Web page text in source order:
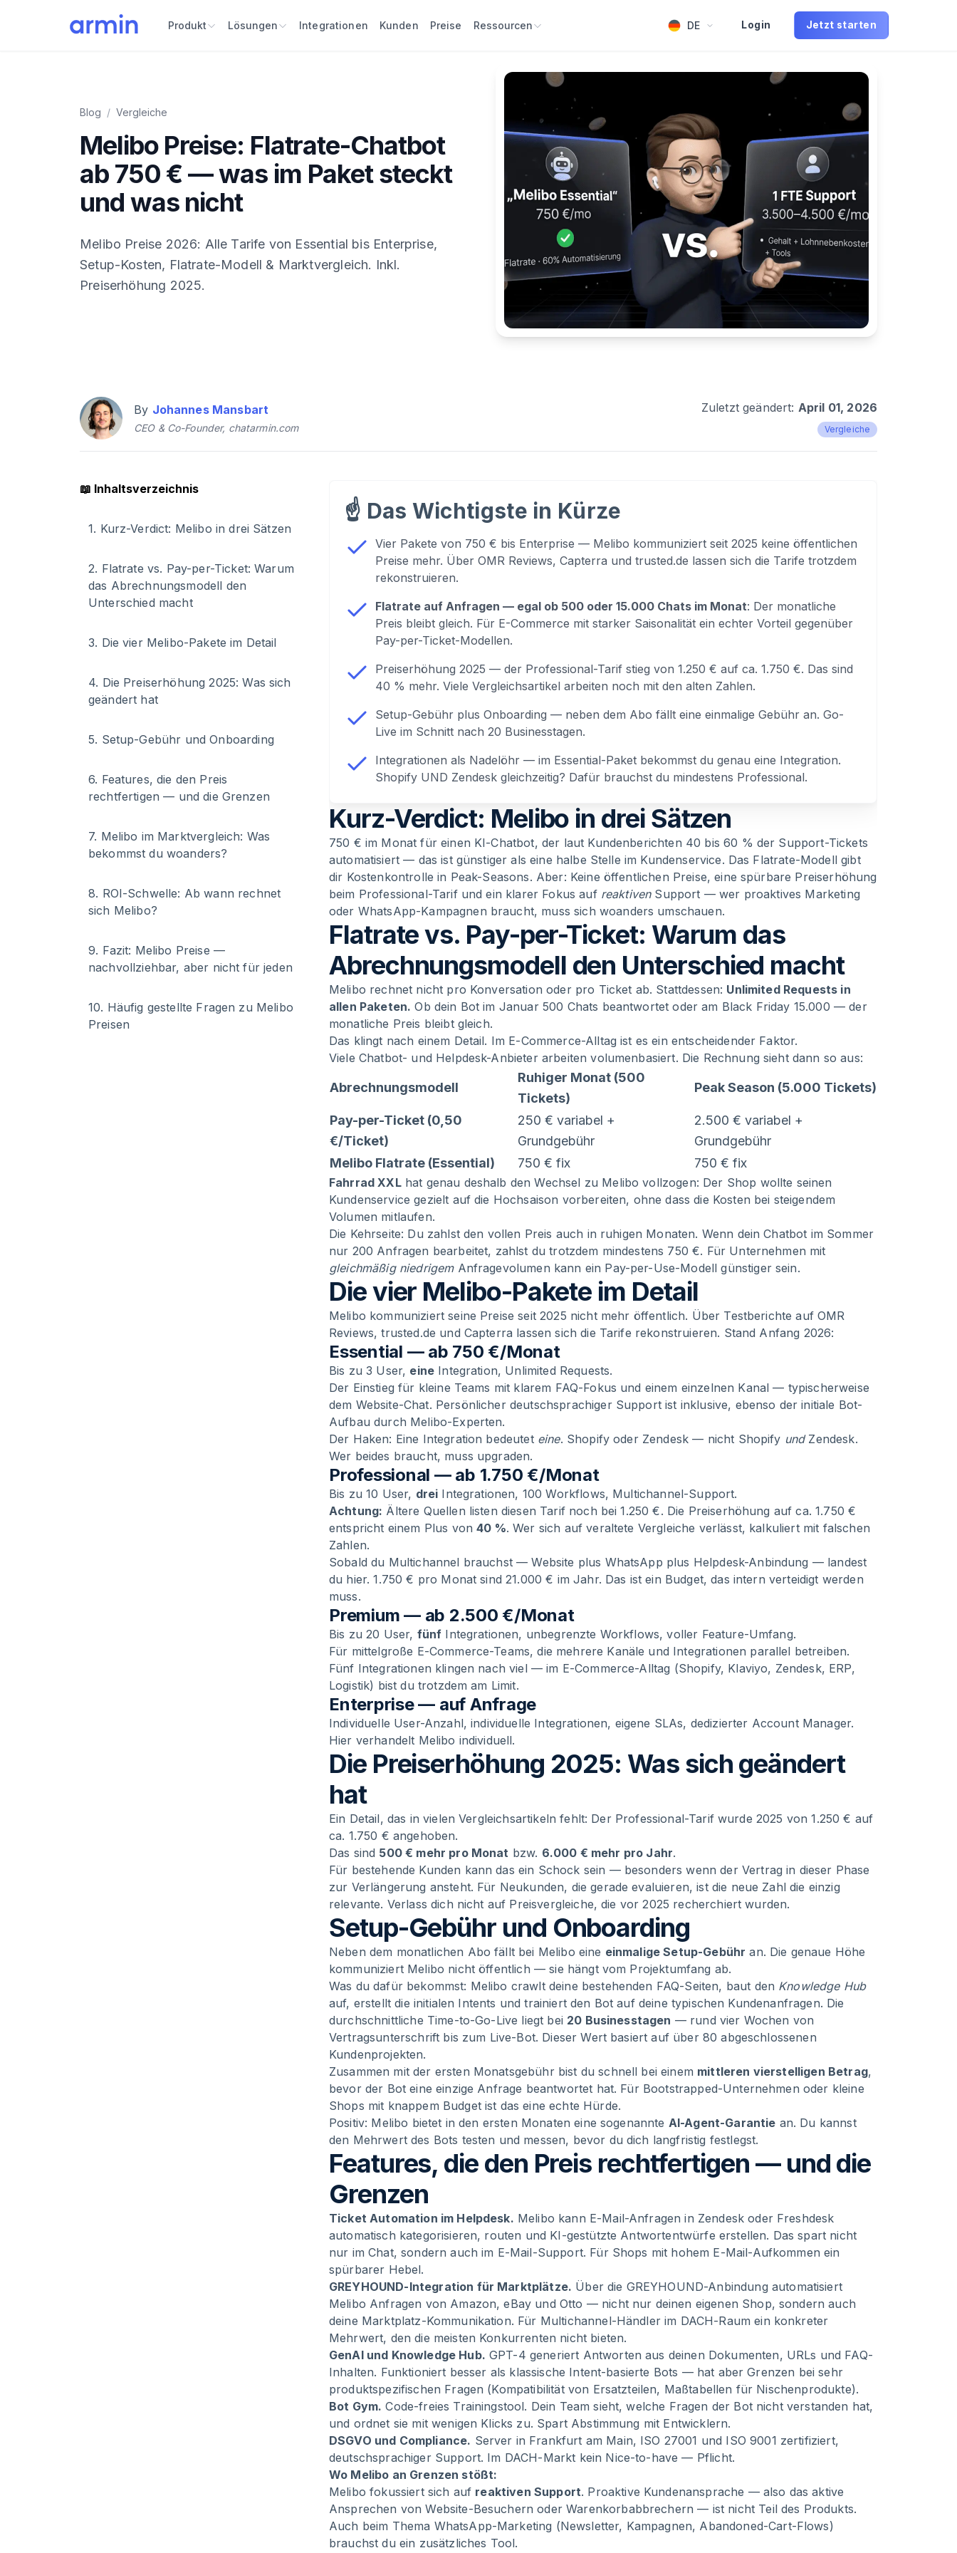
Produkt Lösungen Integrationen Kunden Preise Ressourcen DE Login Jetzt starten
Blog / Vergleiche
Melibo Preise: Flatrate-Chatbot
ab 750 € — was im Paket steckt
und was nicht
Melibo Preise 2026: Alle Tarife von Essential bis Enterprise,
Setup-Kosten, Flatrate-Modell & Marktvergleich. Inkl.
Preiserhöhung 2025.
By Johannes Mansbart
CEO & Co-Founder, chatarmin.com
Zuletzt geändert: April 01, 2026
Vergleiche
📖 Inhaltsverzeichnis
1. Kurz-Verdict: Melibo in drei Sätzen
2. Flatrate vs. Pay-per-Ticket: Warum
das Abrechnungsmodell den
Unterschied macht
3. Die vier Melibo-Pakete im Detail
4. Die Preiserhöhung 2025: Was sich
geändert hat
5. Setup-Gebühr und Onboarding
6. Features, die den Preis
rechtfertigen — und die Grenzen
7. Melibo im Marktvergleich: Was
bekommst du woanders?
8. ROI-Schwelle: Ab wann rechnet
sich Melibo?
9. Fazit: Melibo Preise —
nachvollziehbar, aber nicht für jeden
10. Häufig gestellte Fragen zu Melibo
Preisen
☝️ Das Wichtigste in Kürze
Vier Pakete von 750 € bis Enterprise — Melibo kommuniziert seit 2025 keine öffentlichen
Preise mehr. Über OMR Reviews, Capterra und trusted.de lassen sich die Tarife trotzdem
rekonstruieren.
Flatrate auf Anfragen — egal ob 500 oder 15.000 Chats im Monat: Der monatliche
Preis bleibt gleich. Für E-Commerce mit starker Saisonalität ein echter Vorteil gegenüber
Pay-per-Ticket-Modellen.
Preiserhöhung 2025 — der Professional-Tarif stieg von 1.250 € auf ca. 1.750 €. Das sind
40 % mehr. Viele Vergleichsartikel arbeiten noch mit den alten Zahlen.
Setup-Gebühr plus Onboarding — neben dem Abo fällt eine einmalige Gebühr an. Go-
Live im Schnitt nach 20 Businesstagen.
Integrationen als Nadelöhr — im Essential-Paket bekommst du genau eine Integration.
Shopify UND Zendesk gleichzeitig? Dafür brauchst du mindestens Professional.
Kurz-Verdict: Melibo in drei Sätzen
750 € im Monat für einen KI-Chatbot, der laut Kundenberichten 40 bis 60 % der Support-Tickets
automatisiert — das ist günstiger als eine halbe Stelle im Kundenservice. Das Flatrate-Modell gibt
dir Kostenkontrolle in Peak-Seasons. Aber: Keine öffentlichen Preise, eine spürbare Preiserhöhung
beim Professional-Tarif und ein klarer Fokus auf reaktivenSupport — wer proaktives Marketing
oder WhatsApp-Kampagnen braucht, muss sich woanders umschauen.
Flatrate vs. Pay-per-Ticket: Warum das
Abrechnungsmodell den Unterschied macht
Melibo rechnet nicht pro Konversation oder pro Ticket ab. Stattdessen: Unlimited Requests in
allen Paketen. Ob dein Bot im Januar 500 Chats beantwortet oder am Black Friday 15.000 — der
monatliche Preis bleibt gleich.
Das klingt nach einem Detail. Im E-Commerce-Alltag ist es ein entscheidender Faktor.
Viele Chatbot- und Helpdesk-Anbieter arbeiten volumenbasiert. Die Rechnung sieht dann so aus:
Abrechnungsmodell
Ruhiger Monat (500
Tickets)
Peak Season (5.000 Tickets)
Pay-per-Ticket (0,50
€/Ticket)
250 € variabel +
Grundgebühr
2.500 € variabel +
Grundgebühr
Melibo Flatrate (Essential)
750 € fix 750 € fix
Fahrrad XXLhat genau deshalb den Wechsel zu Melibo vollzogen: Der Shop wollte seinen
Kundenservice gezielt auf die Hochsaison vorbereiten, ohne dass die Kosten bei steigendem
Volumen mitlaufen.
Die Kehrseite: Du zahlst den vollen Preis auch in ruhigen Monaten. Wenn dein Chatbot im Sommer
nur 200 Anfragen bearbeitet, zahlst du trotzdem mindestens 750 €. Für Unternehmen mit
gleichmäßig niedrigemAnfragevolumen kann ein Pay-per-Use-Modell günstiger sein.
Die vier Melibo-Pakete im Detail
Melibo kommuniziert seine Preise seit 2025 nicht mehr öffentlich. Über Testberichte auf OMR
Reviews, trusted.de und Capterra lassen sich die Tarife rekonstruieren. Stand Anfang 2026:
Essential — ab 750 €/Monat
Bis zu 3 User, eine Integration, Unlimited Requests.
Der Einstieg für kleine Teams mit klarem FAQ-Fokus und einem einzelnen Kanal — typischerweise
dem Website-Chat. Persönlicher deutschsprachiger Support ist inklusive, ebenso der initiale Bot-
Aufbau durch Melibo-Experten.
Der Haken: Eine Integration bedeutet eine. Shopify oder Zendesk — nicht Shopify undZendesk.
Wer beides braucht, muss upgraden.
Professional — ab 1.750 €/Monat
Bis zu 10 User, drei Integrationen, 100 Workflows, Multichannel-Support.
Achtung: Ältere Quellen listen diesen Tarif noch bei 1.250 €. Die Preiserhöhung auf ca. 1.750 €
entspricht einem Plus von40 %. Wer sich auf veraltete Vergleiche verlässt, kalkuliert mit falschen
Zahlen.
Sobald du Multichannel brauchst — Website plus WhatsApp plus Helpdesk-Anbindung — landest
du hier. 1.750 € pro Monat sind 21.000 € im Jahr. Das ist ein Budget, das intern verteidigt werden
muss.
Premium — ab 2.500 €/Monat
Bis zu 20 User, fünf Integrationen, unbegrenzte Workflows, voller Feature-Umfang.
Für mittelgroße E-Commerce-Teams, die mehrere Kanäle und Integrationen parallel betreiben.
Fünf Integrationen klingen nach viel — im E-Commerce-Alltag (Shopify, Klaviyo, Zendesk, ERP,
Logistik) bist du trotzdem am Limit.
Enterprise — auf Anfrage
Individuelle User-Anzahl, individuelle Integrationen, eigene SLAs, dedizierter Account Manager.
Hier verhandelt Melibo individuell.
Die Preiserhöhung 2025: Was sich geändert
hat
Ein Detail, das in vielen Vergleichsartikeln fehlt: Der Professional-Tarif wurde 2025 von 1.250 € auf
ca. 1.750 € angehoben.
Das sind 500 € mehr pro Monat bzw. 6.000 € mehr pro Jahr.
Für bestehende Kunden kann das ein Schock sein — besonders wenn der Vertrag in dieser Phase
zur Verlängerung ansteht. Für Neukunden, die gerade evaluieren, ist die neue Zahl die einzig
relevante. Verlass dich nicht auf Preisvergleiche, die vor 2025 recherchiert wurden.
Setup-Gebühr und Onboarding
Neben dem monatlichen Abo fällt bei Melibo eine einmalige Setup-Gebühr an. Die genaue Höhe
kommuniziert Melibo nicht öffentlich — sie hängt vom Projektumfang ab.
Was du dafür bekommst: Melibo crawlt deine bestehenden FAQ-Seiten, baut den Knowledge Hub
auf, erstellt die initialen Intents und trainiert den Bot auf deine typischen Kundenanfragen. Die
durchschnittliche Time-to-Go-Live liegt bei 20 Businesstagen — rund vier Wochen von
Vertragsunterschrift bis zum Live-Bot. Dieser Wert basiert auf über 80 abgeschlossenen
Kundenprojekten.
Zusammen mit der ersten Monatsgebühr bist du schnell bei einem mittleren vierstelligen Betrag,
bevor der Bot eine einzige Anfrage beantwortet hat. Für Bootstrapped-Unternehmen oder kleine
Shops mit knappem Budget ist das eine echte Hürde.
Positiv: Melibo bietet in den ersten Monaten eine sogenannte AI-Agent-Garantie an. Du kannst
den Mehrwert des Bots testen und messen, bevor du dich langfristig festlegst.
Features, die den Preis rechtfertigen — und die
Grenzen
Ticket Automation im Helpdesk. Melibo kann E-Mail-Anfragen in Zendesk oder Freshdesk
automatisch kategorisieren, routen und KI-gestützte Antwortentwürfe erstellen. Das spart nicht
nur im Chat, sondern auch im E-Mail-Support. Für Shops mit hohem E-Mail-Aufkommen ein
spürbarer Hebel.
GREYHOUND-Integration für Marktplätze. Über die GREYHOUND-Anbindung automatisiert
Melibo Anfragen von Amazon, eBay und Otto — nicht nur deinen eigenen Shop, sondern auch
deine Marktplatz-Kommunikation. Für Multichannel-Händler im DACH-Raum ein konkreter
Mehrwert, den die meisten Konkurrenten nicht bieten.
GenAI und Knowledge Hub. GPT-4 generiert Antworten aus deinen Dokumenten, URLs und FAQ-
Inhalten. Funktioniert besser als klassische Intent-basierte Bots — hat aber Grenzen bei sehr
produktspezifischen Fragen (Kompatibilität von Ersatzteilen, Maßtabellen für Nischenprodukte).
Bot Gym. Code-freies Trainingstool. Dein Team sieht, welche Fragen der Bot nicht verstanden hat,
und ordnet sie mit wenigen Klicks zu. Spart Abstimmung mit Entwicklern.
DSGVO und Compliance. Server in Frankfurt am Main, ISO 27001 und ISO 9001 zertifiziert,
deutschsprachiger Support. Im DACH-Markt kein Nice-to-have — Pflicht.
Wo Melibo an Grenzen stößt:
Melibo fokussiert sich auf reaktiven Support. Proaktive Kundenansprache — also das aktive
Ansprechen von Website-Besuchern oder Warenkorbabbrechern — ist nicht Teil des Produkts.
Auch beim Thema WhatsApp-Marketing (Newsletter, Kampagnen, Abandoned-Cart-Flows)
brauchst du ein zusätzliches Tool.